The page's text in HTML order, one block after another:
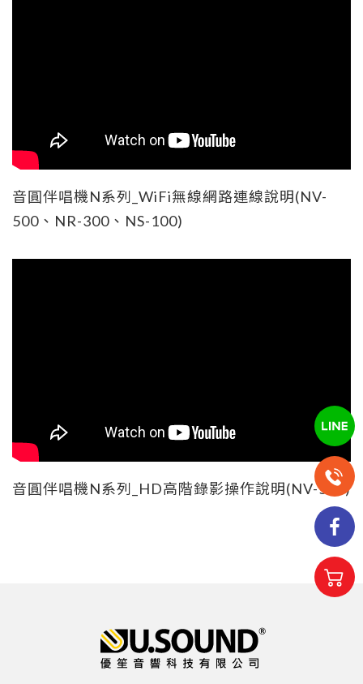
音圓伴唱機N系列_WiFi無線網路連線說明(NV-
500、NR-300、NS-100)
音圓伴唱機N系列_HD高階錄影操作說明(NV-500)